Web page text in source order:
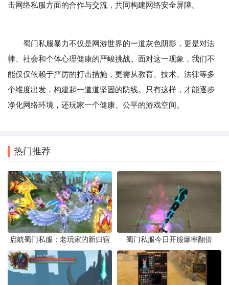
击网络私服方面的合作与交流，共同构建网络安全屏障。
蜀门私服暴力不仅是网游世界的一道灰色阴影，更是对法
律、社会和个体心理健康的严峻挑战。面对这一现象，我们不
能仅仅依赖于严厉的打击措施，更需从教育、技术、法律等多
个维度出发，构建起一道道坚固的防线。只有这样，才能逐步
净化网络环境，还玩家一个健康、公平的游戏空间。
热门推荐
启航蜀门私服：老玩家的新归宿 蜀门私服今日开服爆率翻倍